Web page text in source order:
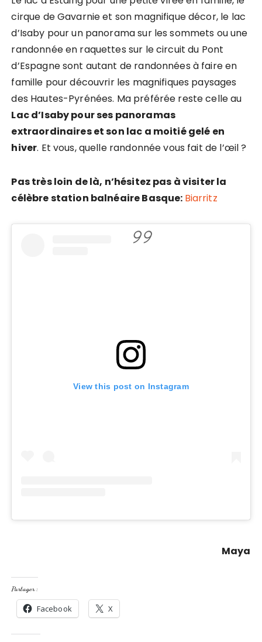
cirque de Gavarnie et son magnifique décor, le lac
d’Isaby pour un panorama sur les sommets ou une
randonnée en raquettes sur le circuit du Pont
d’Espagne sont autant de randonnées à faire en
famille pour découvrir les magnifiques paysages
des Hautes-Pyrénées. Ma préférée reste celle au
Lac d’Isaby pour ses panoramas
extraordinaires et son lac a moitié gelé en
hiver. Et vous, quelle randonnée vous fait de l’œil ?
Pas très loin de là, n’hésitez pas à visiter la
célèbre station balnéaire Basque: Biarritz
View this post on Instagram
Maya
Partager :
Facebook X